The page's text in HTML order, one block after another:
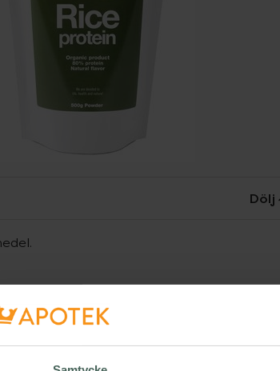
Dölj
är ekologiskt. Pulvret är 100% vegetariskt och
eller smakämnen. Detta risprotein är lättsmält
till andra proteiner och för folk som är